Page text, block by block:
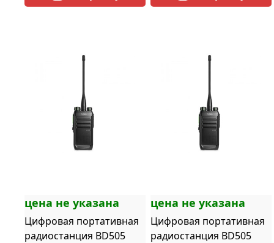
цена не указана
Цифровая портативная
радиостанция BD505
цена не указана
Цифровая портативная
радиостанция BD505